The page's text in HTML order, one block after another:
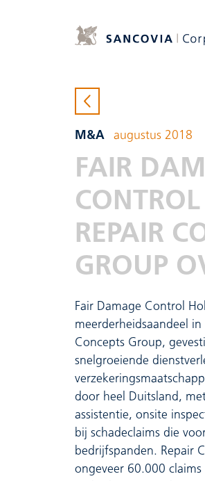
M&A augustus 2018
FAIR
REPAIR
GROUP
Fair Damage Control
meerderheidsaandeel
Concepts Group,
snelgroeiende
door heel Duitsland,
assistentie, onsite
bij schadeclaims die
bedrijfspanden. Repair
ongeveer 60.000